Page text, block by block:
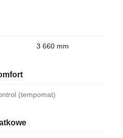
3 660 mm
(tempomat)